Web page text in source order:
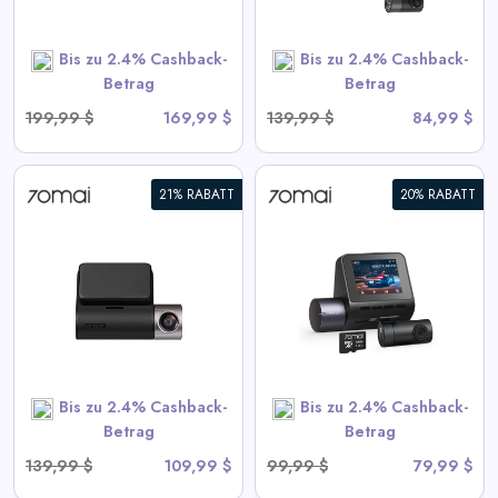
Bis zu 2.4% Cashback-
Betrag
199,99 $
169,99 $
Bis zu 2.4% Cashback-
Betrag
139,99 $
84,99 $
SHOP NOW
21% RABATT
Bis zu 2.4% Cashback-
Betrag
139,99 $
109,99 $
20% RABATT
Bis zu 2.4% Cashback-
Betrag
99,99 $
79,99 $
HDR Dual mit GPS,
Notaufzeichnung, G-Sensor,
App-Steuerung und
kompaktem Design
View All 70mai Deals
SHOP NOW